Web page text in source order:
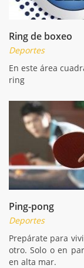
Ring de boxeo
Deportes
En este área
ring
Ping-pong
Deportes
Prepárate para
otro. Solo o en
en alta mar.